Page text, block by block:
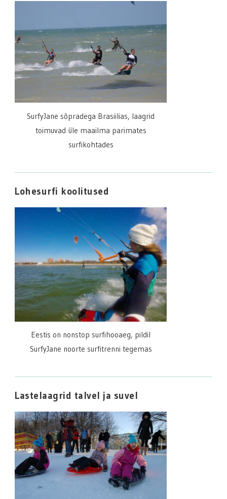
SurfyJane sõpradega Brasiilias, laagrid
toimuvad üle maailma parimates
surfikohtades
Lohesurfi koolitused
Eestis on nonstop surfihooaeg, pildil
SurfyJane noorte surfitrenni tegemas
Lastelaagrid talvel ja suvel